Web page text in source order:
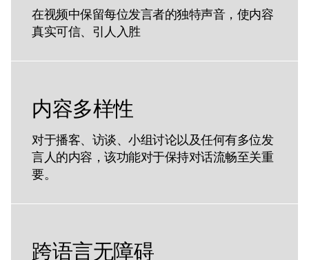
在视频中保留每位发言者的独特声音，使内容
真实可信、引人入胜
内容多样性
对于播客、访谈、小组讨论以及任何有多位发
言人的内容，该功能对于保持对话流畅至关重
要。
跨语言无障碍